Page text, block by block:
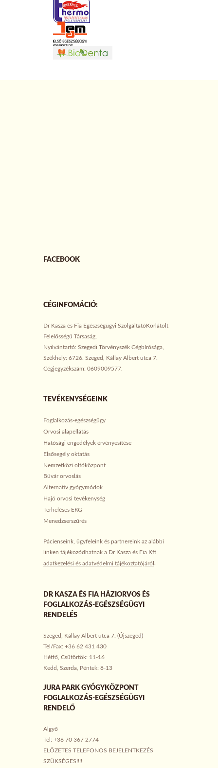
FACEBOOK
CÉGINFOMÁCIÓ:
Dr Kasza és Fia Egészségügyi SzolgáltatóKorlátolt
Felelősségű Társaság,
Nyilvántartó: Szegedi Törvényszék Cégbírósága,
Székhely: 6726. Szeged, Kállay Albert utca 7.
Cégjegyzékszám: 0609009577.
TEVÉKENYSÉGEINK
Foglalkozás-egészségügy
Orvosi alapellátás
Hatósági engedélyek érvényesítése
Elsősegély oktatás
Nemzetközi oltóközpont
Búvár orvoslás
Alternatív gyógymódok
Hajó orvosi tevékenység
Terheléses EKG
Menedzserszűrés
Pácienseink, ügyfeleink és partnereink az alábbi
linken tájékozódhatnak a Dr Kasza és Fia Kft
adatkezelési és adatvédelmi tájékoztatójáról
DR KASZA ÉS FIA HÁZIORVOS ÉS
FOGLALKOZÁS-EGÉSZSÉGÜGYI
RENDELÉS
Szeged, Kállay Albert utca 7. (Újszeged)
Tel/Fax: +36 62 431 430
Hétfő, Csütörtök: 11-16
Kedd, Szerda, Péntek: 8-13
JURA PARK GYÓGYKÖZPONT
FOGLALKOZÁS-EGÉSZSÉGÜGYI
RENDELŐ
Algyő
Tel: +36 70 367 2774
ELŐZETES TELEFONOS BEJELENTKEZÉS
SZÜKSÉGES!!!!